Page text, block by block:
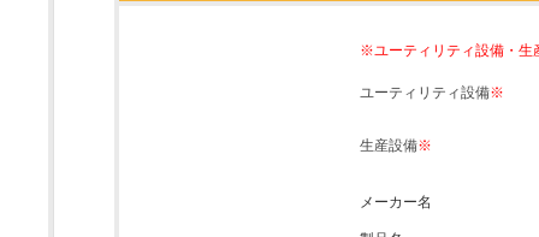
※ユーティリティ設備・生
ユーティリティ設備※
生産設備※
メーカー名